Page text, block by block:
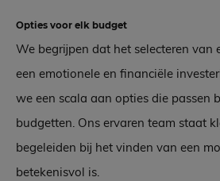
Opties voor elk budget
We begrijpen dat het selecteren van
een emotionele en financiële
we een scala aan opties die passen
budgetten. Ons ervaren team staat
begeleiden bij het vinden van een
betekenisvol is.